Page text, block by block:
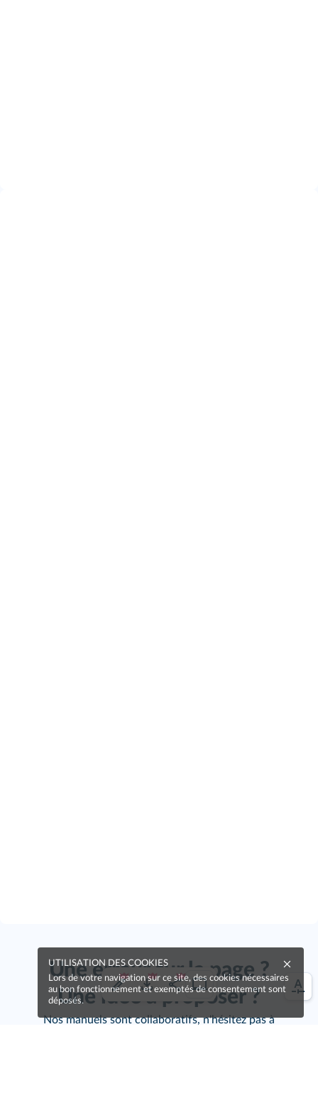
Une erreur sur la page ?
Une idée à proposer ?
Nos manuels sont collaboratifs, n'hésitez pas à
UTILISATION DES COOKIES
Lors de votre navigation sur ce site, des cookies nécessaires
au bon fonctionnement et exemptés de consentement sont
déposés.